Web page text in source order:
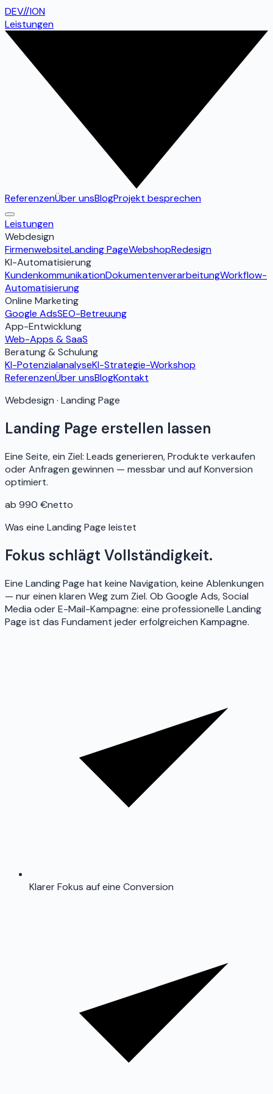
DEV//ION
Leistungen
ReferenzenÜber unsBlogProjekt besprechen
Leistungen
Webdesign
FirmenwebsiteLanding PageWebshopRedesign
KI-Automatisierung
KundenkommunikationDokumentenverarbeitungWorkflow-
Automatisierung
Online Marketing
Google AdsSEO-Betreuung
App-Entwicklung
Web-Apps & SaaS
Beratung & Schulung
KI-PotenzialanalyseKI-Strategie-Workshop
ReferenzenÜber unsBlogKontakt
Webdesign · Landing Page
Landing Page erstellen lassen
Eine Seite, ein Ziel: Leads generieren, Produkte verkaufen
oder Anfragen gewinnen — messbar und auf Konversion
optimiert.
ab 990 €netto
Was eine Landing Page leistet
Fokus schlägt Vollständigkeit.
Eine Landing Page hat keine Navigation, keine Ablenkungen
— nur einen klaren Weg zum Ziel. Ob Google Ads, Social
Media oder E-Mail-Kampagne: eine professionelle Landing
Page ist das Fundament jeder erfolgreichen Kampagne.
Klarer Fokus auf eine Conversion